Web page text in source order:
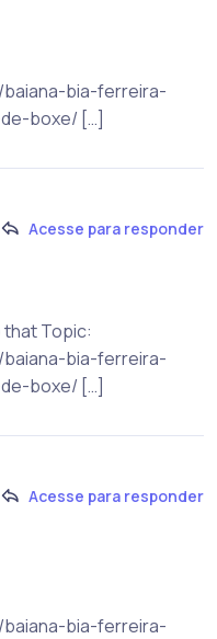
bia-ferreira-
boxe/ […]
Acesse para responder
that Topic:
bia-ferreira-
boxe/ […]
Acesse para responder
bia-ferreira-